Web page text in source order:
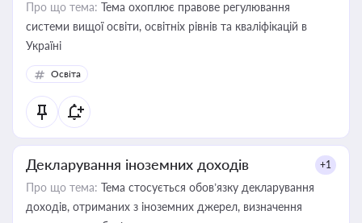
Про що тема: Тема охоплює правове регулювання
системи вищої освіти, освітніх рівнів та кваліфікацій в
Україні
Освіта
Декларування іноземних доходів +1
Про що тема: Тема стосується обов’язку декларування
доходів, отриманих з іноземних джерел, визначення